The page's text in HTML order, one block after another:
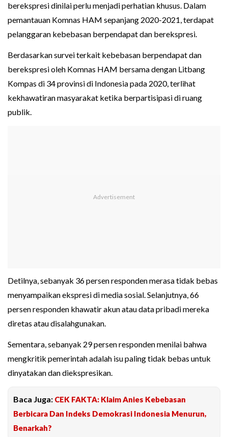
berekspresi dinilai perlu menjadi perhatian khusus. Dalam
pemantauan Komnas HAM sepanjang 2020-2021, terdapat
pelanggaran kebebasan berpendapat dan berekspresi.
Berdasarkan survei terkait kebebasan berpendapat dan
berekspresi oleh Komnas HAM bersama dengan Litbang
Kompas di 34 provinsi di Indonesia pada 2020, terlihat
kekhawatiran masyarakat ketika berpartisipasi di ruang
publik.
Detilnya, sebanyak 36 persen responden merasa tidak bebas
menyampaikan ekspresi di media sosial. Selanjutnya, 66
persen responden khawatir akun atau data pribadi mereka
diretas atau disalahgunakan.
Sementara, sebanyak 29 persen responden menilai bahwa
mengkritik pemerintah adalah isu paling tidak bebas untuk
dinyatakan dan diekspresikan.
Baca Juga: CEK FAKTA: Klaim Anies Kebebasan
Berbicara Dan Indeks Demokrasi Indonesia Menurun,
Benarkah?